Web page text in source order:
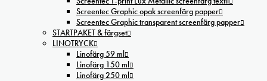
Screentec Graphic opak screenfärg papper
Screentec Graphic transparent screenfärg papper
STARTPAKET & färgset
LINOTRYCK
Linofärg 59 ml
Linofärg 150 ml
Linofärg 250 ml